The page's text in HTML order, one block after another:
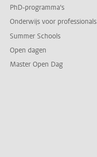
PhD-programma's
Onderwijs voor professionals
Summer Schools
Open dagen
Master Open Dag